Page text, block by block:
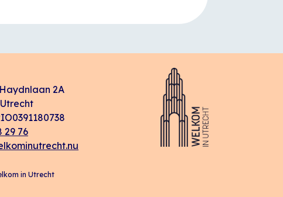
2A
Utrecht
29 76
in Utrecht